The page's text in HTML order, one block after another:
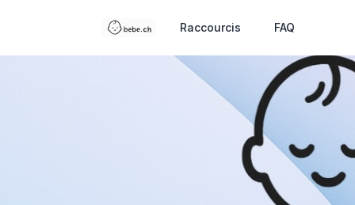
Raccourcis FAQ